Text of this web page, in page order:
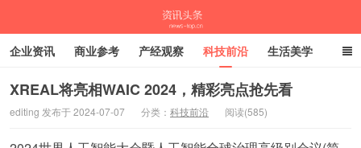
企业资讯 商业参考 产经观察 科技前沿 生活美学
时尚潮流 母婴亲子 专栏
XREAL将亮相WAIC 2024，精彩亮点抢先看
editing 发布于 2024-07-07 分类： 科技前沿 阅读(585)